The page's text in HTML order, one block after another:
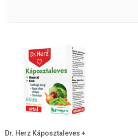
Dr. Herz Káposztaleves +